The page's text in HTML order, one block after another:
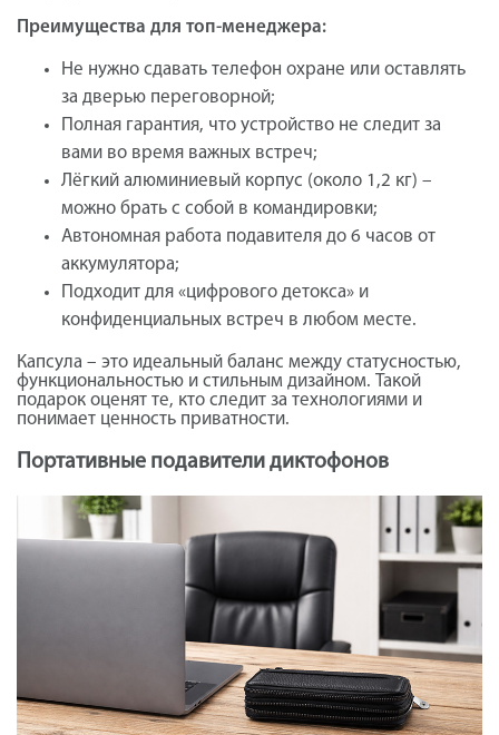
Преимущества для топ-менеджера:
Не нужно сдавать телефон охране или оставлять
за дверью переговорной;
Полная гарантия, что устройство не следит за
вами во время важных встреч;
Лёгкий алюминиевый корпус (около 1,2 кг) –
можно брать с собой в командировки;
Автономная работа подавителя до 6 часов от
аккумулятора;
Подходит для «цифрового детокса» и
конфиденциальных встреч в любом месте.
Капсула – это идеальный баланс между статусностью,
функциональностью и стильным дизайном. Такой
подарок оценят те, кто следит за технологиями и
понимает ценность приватности.
Портативные подавители диктофонов